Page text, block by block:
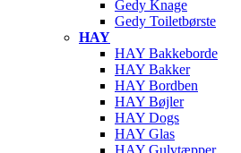
Gedy Knage
Gedy Toiletbørste
HAY
HAY Bakkeborde
HAY Bakker
HAY Bordben
HAY Bøjler
HAY Dogs
HAY Glas
HAY Gulvtæpper